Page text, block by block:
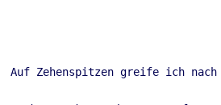
Auf Zehenspitzen greife ich nach